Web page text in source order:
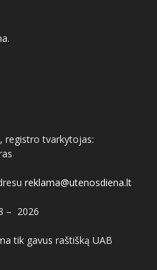
registro tvarkytojas:
reklama@utenosdiena.lt
– 2026
tik gavus raštišką UAB